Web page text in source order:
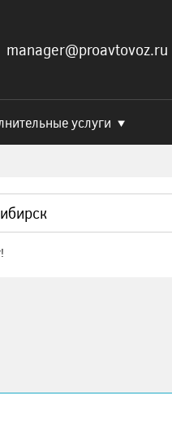
manager@proavtovoz.ru
услуги